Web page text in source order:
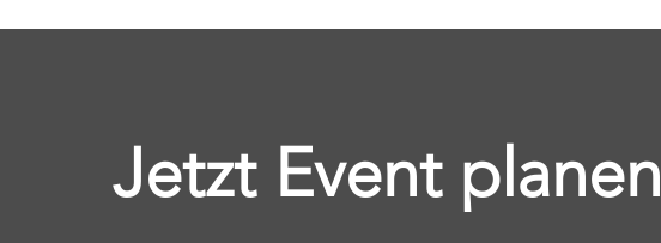
Jetzt Event planen